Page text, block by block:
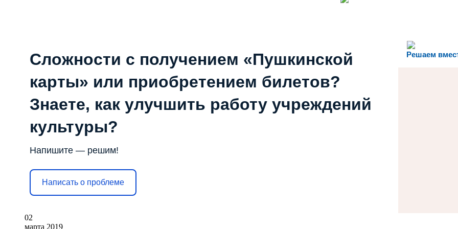
Решаем
Сложности с получением «Пушкинской
карты» или приобретением билетов?
Знаете, как улучшить работу учреждений
культуры?
Напишите — решим!
Написать о проблеме
02
марта 2019